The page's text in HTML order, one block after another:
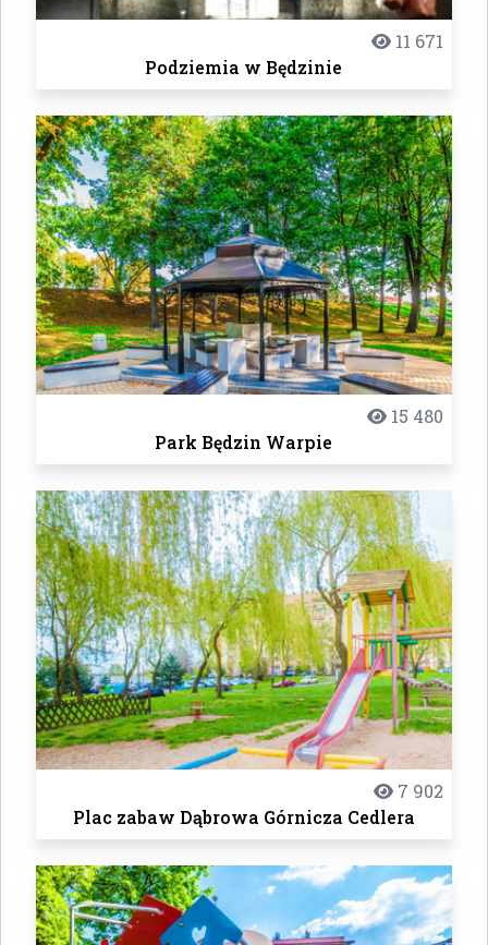
11 671
Podziemia w Będzinie
15 480
Park Będzin Warpie
7 902
Plac zabaw Dąbrowa Górnicza Cedlera